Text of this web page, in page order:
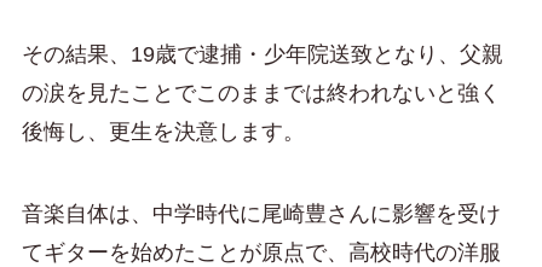
その結果、19歳で逮捕・少年院送致となり、父親
の涙を見たことでこのままでは終われないと強く
後悔し、更生を決意します。
音楽自体は、中学時代に尾崎豊さんに影響を受け
てギターを始めたことが原点で、高校時代の洋服